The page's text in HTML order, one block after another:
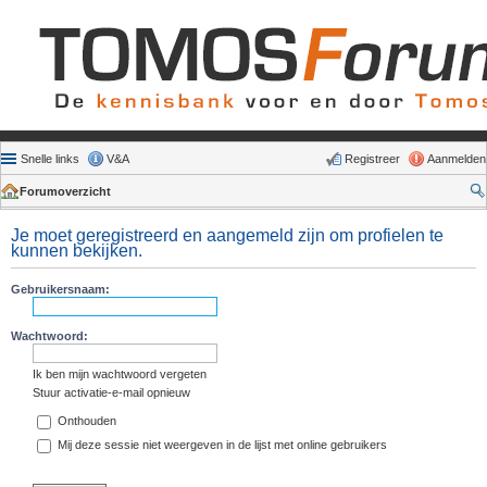
Snelle links V&A Aanmelden
Registreer
Forumoverzicht
Je moet geregistreerd en aangemeld zijn om profielen te
kunnen bekijken.
Gebruikersnaam:
Wachtwoord:
Ik ben mijn wachtwoord vergeten
Stuur activatie-e-mail opnieuw
Onthouden
Mij deze sessie niet weergeven in de lijst met online gebruikers